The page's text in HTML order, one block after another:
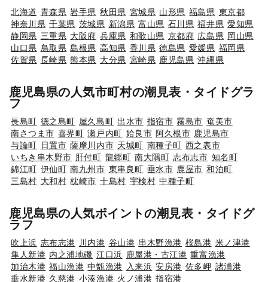
北海道 青森県 岩手県 秋田県 宮城県 山形県 福島県 東京都
神奈川県 千葉県 茨城県 新潟県 富山県 石川県 福井県 愛知県
静岡県 三重県 大阪府 兵庫県 和歌山県 京都府 広島県 岡山県
山口県 鳥取県 島根県 高知県 香川県 徳島県 愛媛県 福岡県
佐賀県 長崎県 熊本県 大分県 宮崎県 鹿児島県 沖縄県
鹿児島県の人気市町村の潮見表・タイドグラ
フ
長島町 徳之島町 屋久島町 出水市 指宿市 霧島市 奄美市
南さつま市 喜界町 瀬戸内町 姶良市 阿久根市 鹿児島市
与論町 日置市 薩摩川内市 天城町 南種子町 西之表市
いちき串木野市 肝付町 龍郷町 南大隅町 志布志市 知名町
錦江町 伊仙町 南九州市 東串良町 垂水市 鹿屋市 和泊町
三島村 大和村 枕崎市 十島村 宇検村 中種子町
鹿児島県の人気ポイントの潮見表・タイドグ
ラフ
吹上浜 志布志港 川内港 谷山港 串木野漁港 桜島港 米ノ津港
隼人新港 内之浦地磯 江口浜 鹿屋港・古江港 重富漁港
加治木港 福山漁港 中甑漁港 入来浜 安房港 佐多岬 諸浦港
垂水新港 久慈港 小湊漁港 火ノ浦港 指宿港